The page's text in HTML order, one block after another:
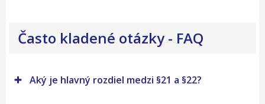
Často kladené otázky - FAQ
Aký je hlavný rozdiel medzi §21 a §22?